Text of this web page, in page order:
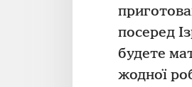
посеред
будете
жодної